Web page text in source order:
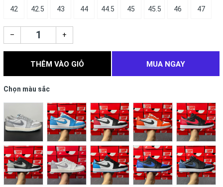
42 42.5 43 44 44.5 45 45.5 46 47
– +
THÊM VÀO GIỎ MUA NGAY
Chọn màu sắc